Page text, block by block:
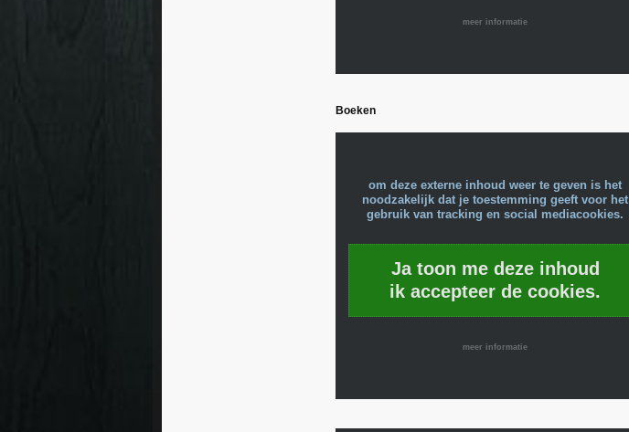
meer informatie
Boeken
om deze externe inhoud weer te geven is het
noodzakelijk dat je toestemming geeft voor het
gebruik van tracking en social mediacookies.
Ja toon me deze inhoud
ik accepteer de cookies.
meer informatie